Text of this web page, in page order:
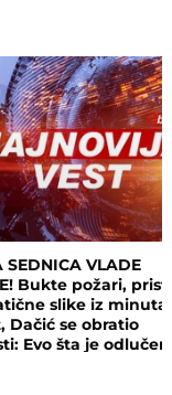
SEDNICA VLADE
Bukte požari,
slike iz minuta
Dačić se obratio
Evo šta je